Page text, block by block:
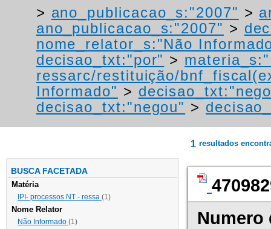
> ano_publicacao_s:"2007" >
ano_publicacao_s:"2007" >
nome_relator_s:"Não
decisao_txt:"por" >
ressarc/restituição/
Informado" >
decisao_txt:"negou" >
BUSCA FACETADA
Matéria
IPI- processos NT - ressa (1)
Nome Relator
Não Informado (1)
1 resultados
Numero